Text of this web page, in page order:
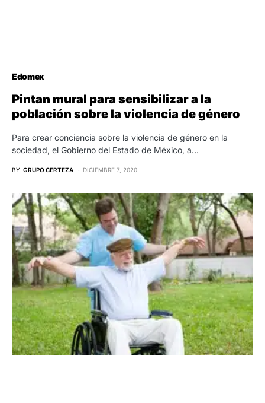
Edomex
Pintan mural para sensibilizar a la
población sobre la violencia de género
Para crear conciencia sobre la violencia de género en la
sociedad, el Gobierno del Estado de México, a…
BY GRUPO CERTEZA DICIEMBRE 7, 2020